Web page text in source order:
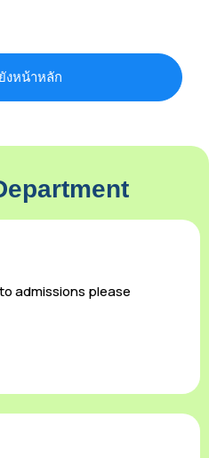
งหน้าหลัก
admissions please